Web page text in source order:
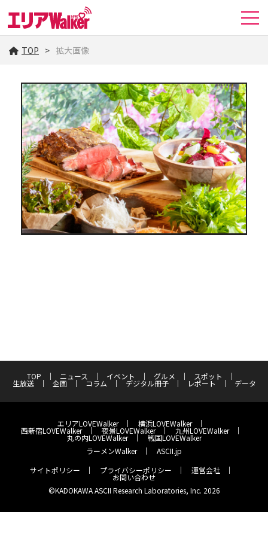
TOP 拡大画像
TOP ニュース イベント グルメ スポット
生放送 企画 コラム デジタル冊子 レポート データ
エリアLOVEWalker 横浜LOVEWalker
西新宿LOVEWalker 夜景LOVEWalker 九州LOVEWalker
丸の内LOVEWalker
戦国LOVEWalker
ラーメンWalker
ASCII.jp
サイトポリシー
プライバシーポリシー 運営会社
お問い合わせ
©KADOKAWA ASCII Research Laboratories, Inc. 2026